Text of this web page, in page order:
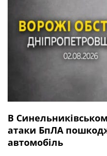
В
атаки БпЛА
автомобіль